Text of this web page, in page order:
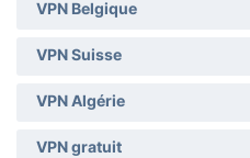
VPN Belgique
VPN Suisse
VPN Algérie
VPN gratuit